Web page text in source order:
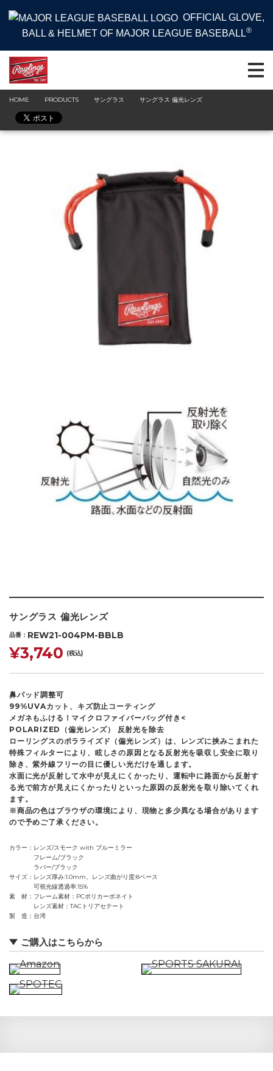
OFFICIAL GLOVE,
BALL & HELMET OF MAJOR LEAGUE BASEBALL®
HOME PRODUCTS サングラス サングラス 偏光レンズ
サングラス 偏光レンズ
品番 REW21-004PM-BBLB
¥3,740 (税込)
鼻パッド調整可
99%UVAカット、キズ防止コーティング
メガネもふける！マイクロファイバーバッグ付き<
POLARIZED（偏光レンズ） 反射光を除去
ローリングスのポラライズド（偏光レンズ）は、レンズに挟みこまれた
特殊フィルターにより、眩しさの原因となる反射光を吸収し安全に取り
除き、紫外線フリーの目に優しい光だけを通します。
水面に光が反射して水中が見えにくかったり、運転中に路面から反射す
る光で前方が見えにくかったりといった原因の反射光を取り除いてくれ
ます。
※商品の色はブラウザの環境により、現物と多少異なる場合があります
ので予めご了承ください。
カラー
レンズ/スモーク with ブルーミラー
フレーム/ブラック
ラバー/ブラック
サイズ
レンズ厚み:1.0mm、レンズ曲がり度:8ベース
可視光線透過率:15%
素 材
フレーム素材：PCポリカーボネイト
レンズ素材：TACトリアセテート
製 造
台湾
ご購入はこちらから